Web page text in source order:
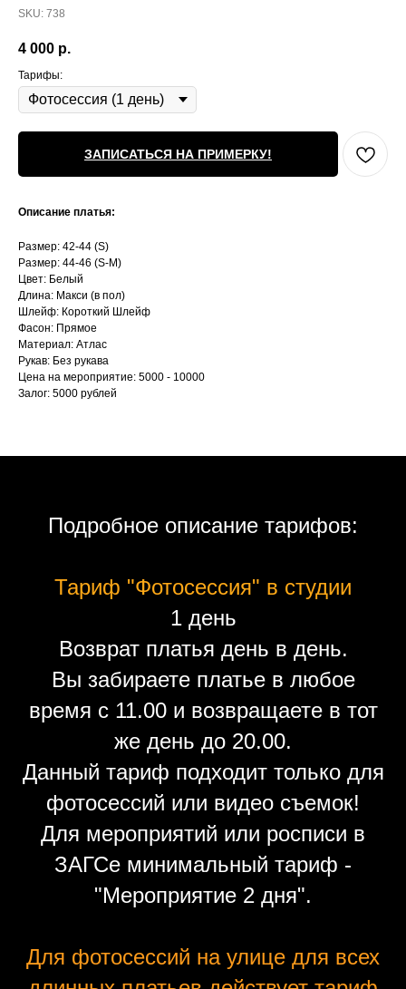
SKU: 738
4 000 р.
Тарифы:
ЗАПИСАТЬСЯ НА ПРИМЕРКУ!
Описание платья:
Размер: 42-44 (S)
Размер: 44-46 (S-M)
Цвет: Белый
Длина: Макси (в пол)
Шлейф: Короткий Шлейф
Фасон: Прямое
Материал: Атлас
Рукав: Без рукава
Цена на мероприятие: 5000 - 10000
Залог: 5000 рублей
Подробное описание тарифов:
Тариф "Фотосессия" в студии
1 день
Возврат платья день в день.
Вы забираете платье в любое
время с 11.00 и возвращаете в тот
же день до 20.00.
Данный тариф подходит только для
фотосессий или видео съемок!
Для мероприятий или росписи в
ЗАГСе минимальный тариф -
"Мероприятие 2 дня".
Для фотосессий на улице для всех